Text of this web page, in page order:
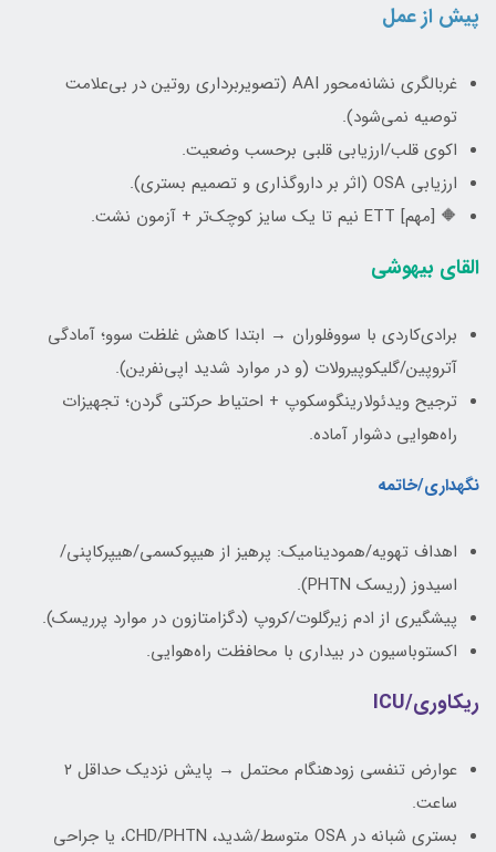
پیش‌ از عمل
غربالگری نشانه‌محور AAI (تصویربرداری روتین در بی‌علامت
توصیه نمی‌شود).
اکوی قلب/ارزیابی قلبی برحسب وضعیت.
ارزیابی OSA (اثر بر داروگذاری و تصمیم بستری).
🔶 [مهم] ETT نیم تا یک سایز کوچک‌تر + آزمون نشت.
القای بیهوشی
برادی‌کاردی با سووفلوران → ابتدا کاهش غلظت سوو؛ آمادگی
آتروپین/گلیکوپیرولات (و در موارد شدید اپی‌نفرین).
ترجیح ویدئولارینگوسکوپ + احتیاط حرکتی گردن؛ تجهیزات
راه‌هوایی دشوار آماده.
نگهداری/خاتمه
اهداف تهویه/همودینامیک: پرهیز از هیپوکسمی/هیپرکاپنی/
اسیدوز (ریسک PHTN).
پیشگیری از ادم زیرگلوت/کروپ (دگزامتازون در موارد پرریسک).
اکستوباسیون در بیداری با محافظت راه‌هوایی.
ریکاوری/ICU
عوارض تنفسی زودهنگام محتمل → پایش نزدیک حداقل ۲
ساعت.
بستری شبانه در OSA متوسط/شدید، CHD/PHTN، یا جراحی